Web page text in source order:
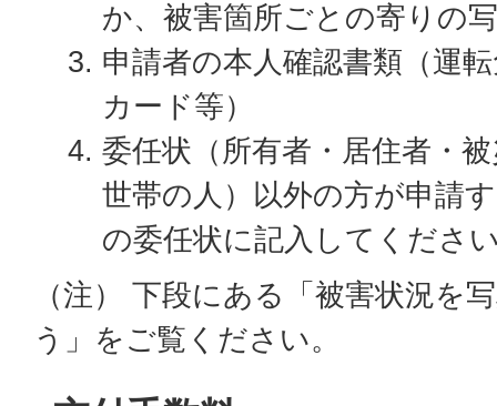
か、被害箇所ごとの寄りの
申請者の本人確認書類（運
カード等）
委任状（所有者・居住者・
世帯の人）以外の方が申請
の委任状に記入してくださ
（注） 下段にある「被害状況を
う」をご覧ください。